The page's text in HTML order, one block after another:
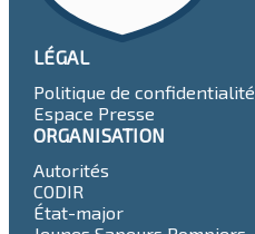
LÉGAL
Politique de confidentialité
Espace Presse
ORGANISATION
Autorités
CODIR
État-major